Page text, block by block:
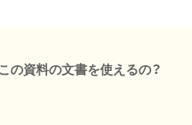
の資料の文書を使えるの？